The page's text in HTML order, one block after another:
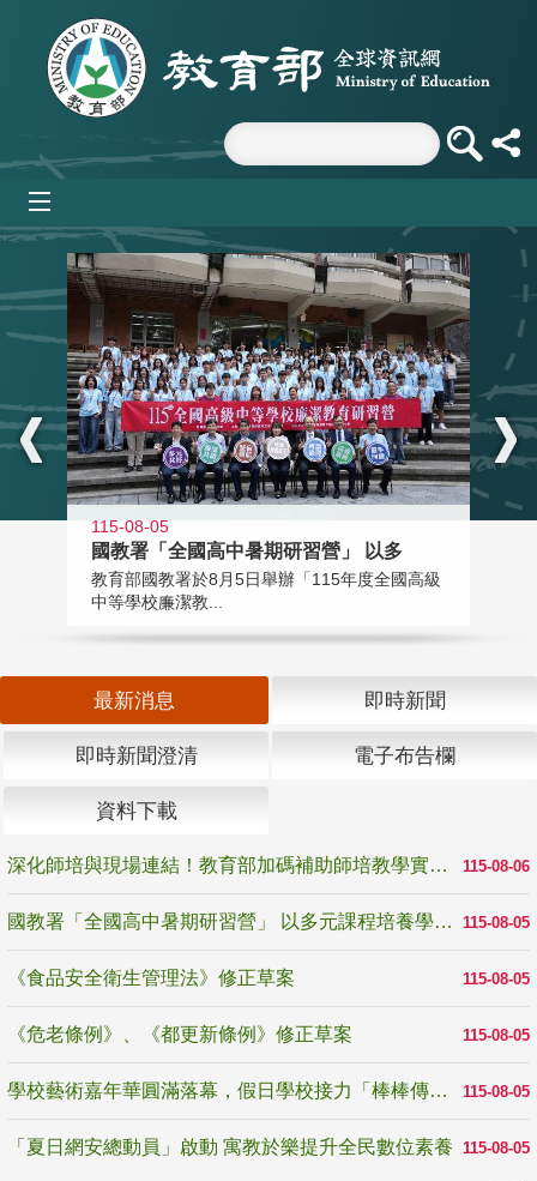
跳到主要內容區塊
:::
115-08-05
國教署「全國高中暑期研習營」 以多
教育部國教署於8月5日舉辦「115年度全國高級
中等學校廉潔教...
最新消息 即時新聞
即時新聞澄清 電子布告欄
資料下載
115-08-06
深化師培與現場連結！教育部加碼補助師培教學實踐研究 10月師培國際研討會交流教學實踐經驗
115-08-05
國教署「全國高中暑期研習營」 以多元課程培養學生瞭解誠信專業與倫理價值
115-08-05
《食品安全衛生管理法》修正草案
115-08-05
《危老條例》、《都更新條例》修正草案
115-08-05
學校藝術嘉年華圓滿落幕，假日學校接力「棒棒傳美感」
115-08-05
「夏日網安總動員」啟動 寓教於樂提升全民數位素養